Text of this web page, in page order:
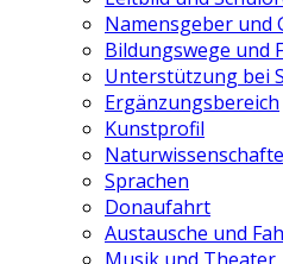
Namensgeber und
Bildungswege und
Unterstützung bei
Ergänzungsbereich
Kunstprofil
Sprachen
Donaufahrt
Austausche und